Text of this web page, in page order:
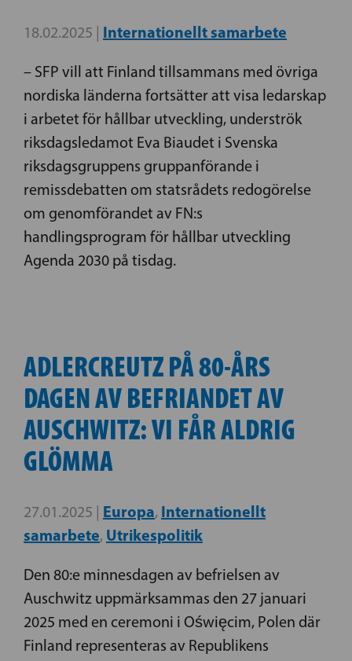
18.02.2025 | Internationellt samarbete
– SFP vill att Finland tillsammans med övriga
nordiska länderna fortsätter att visa ledarskap
i arbetet för hållbar utveckling, underströk
riksdagsledamot Eva Biaudet i Svenska
riksdagsgruppens gruppanförande i
remissdebatten om statsrådets redogörelse
om genomförandet av FN:s
handlingsprogram för hållbar utveckling
Agenda 2030 på tisdag.
ADLERCREUTZ PÅ 80-ÅRS
DAGEN AV BEFRIANDET AV
AUSCHWITZ: VI FÅR ALDRIG
GLÖMMA
27.01.2025 | Europa, Internationellt
samarbete, Utrikespolitik
Den 80:e minnesdagen av befrielsen av
Auschwitz uppmärksammas den 27 januari
2025 med en ceremoni i Oświęcim, Polen där
Finland representeras av Republikens